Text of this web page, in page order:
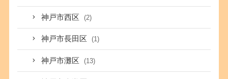
神戸市西区 (2)
神戸市長田区 (1)
神戸市灘区 (13)